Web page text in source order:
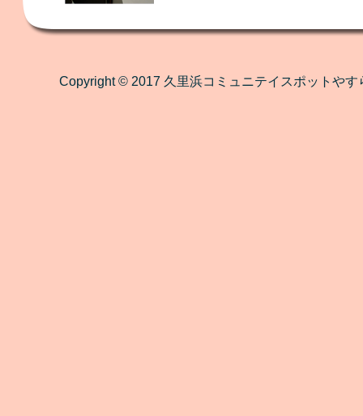
Copyright © 2017 久里浜コミュニテイスポットや